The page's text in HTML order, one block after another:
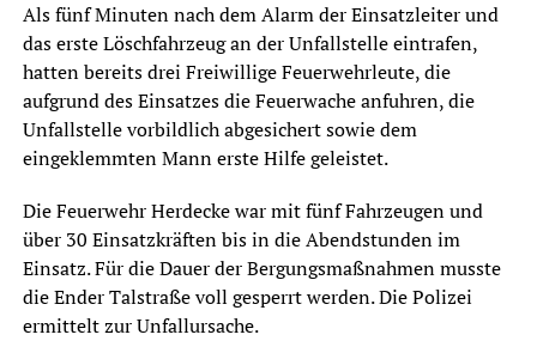
Als fünf Minuten nach dem Alarm der Einsatzleiter und
das erste Löschfahrzeug an der Unfallstelle eintrafen,
hatten bereits drei Freiwillige Feuerwehrleute, die
aufgrund des Einsatzes die Feuerwache anfuhren, die
Unfallstelle vorbildlich abgesichert sowie dem
eingeklemmten Mann erste Hilfe geleistet.
Die Feuerwehr Herdecke war mit fünf Fahrzeugen und
über 30 Einsatzkräften bis in die Abendstunden im
Einsatz. Für die Dauer der Bergungsmaßnahmen musste
die Ender Talstraße voll gesperrt werden. Die Polizei
ermittelt zur Unfallursache.